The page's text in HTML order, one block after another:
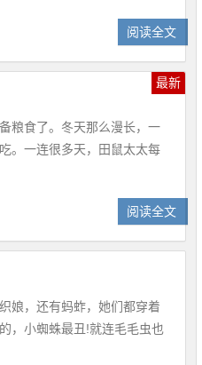
阅读全文
粮食了。冬天那么漫长，一
。一连很多天，田鼠太太每
最新
阅读全文
娘，还有蚂蚱，她们都穿着
，小蜘蛛最丑!就连毛毛虫也